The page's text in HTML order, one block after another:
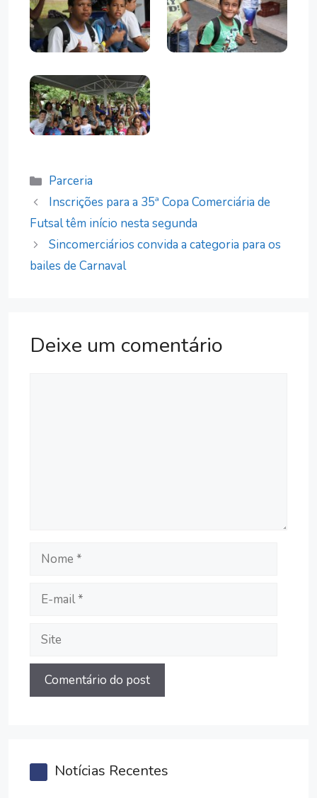
Categorias
Parceria
Inscrições para a 35ª Copa Comerciária de
Futsal têm início nesta segunda
Sincomerciários convida a categoria para os
bailes de Carnaval
Deixe um comentário
Nome
mail
Site
Notícias Recentes